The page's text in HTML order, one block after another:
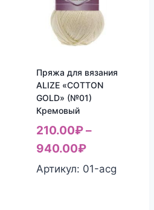
Пряжа для вязания
ALIZE «COTTON
GOLD» (№01)
Кремовый
210.00₽–
940.00₽
Артикул: 01-acg